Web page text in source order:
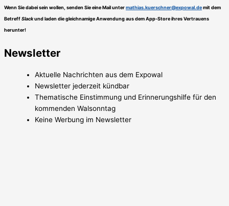
Wenn Sie dabei sein wollen, senden Sie eine Mail untermathias.kuerschner@expowal.demit dem
BetreffSlackund laden die gleichnamige Anwendung aus dem App-Store ihres Vertrauens
herunter!
Newsletter
Aktuelle Nachrichten aus dem Expowal
Newsletter jederzeit kündbar
Thematische Einstimmung und Erinnerungshilfe für den
kommenden Walsonntag
Keine Werbung im Newsletter